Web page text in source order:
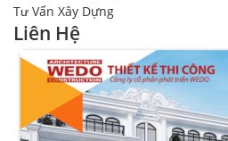
Tư Vấn Xây Dựng
Liên Hệ